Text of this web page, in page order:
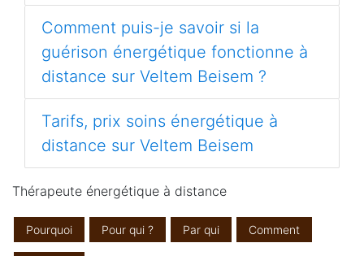
Comment puis-je savoir si la
guérison énergétique fonctionne à
distance sur Veltem Beisem ?
Tarifs, prix soins énergétique à
distance sur Veltem Beisem
Thérapeute énergétique à distance
Pourquoi Pour qui ? Par qui Comment